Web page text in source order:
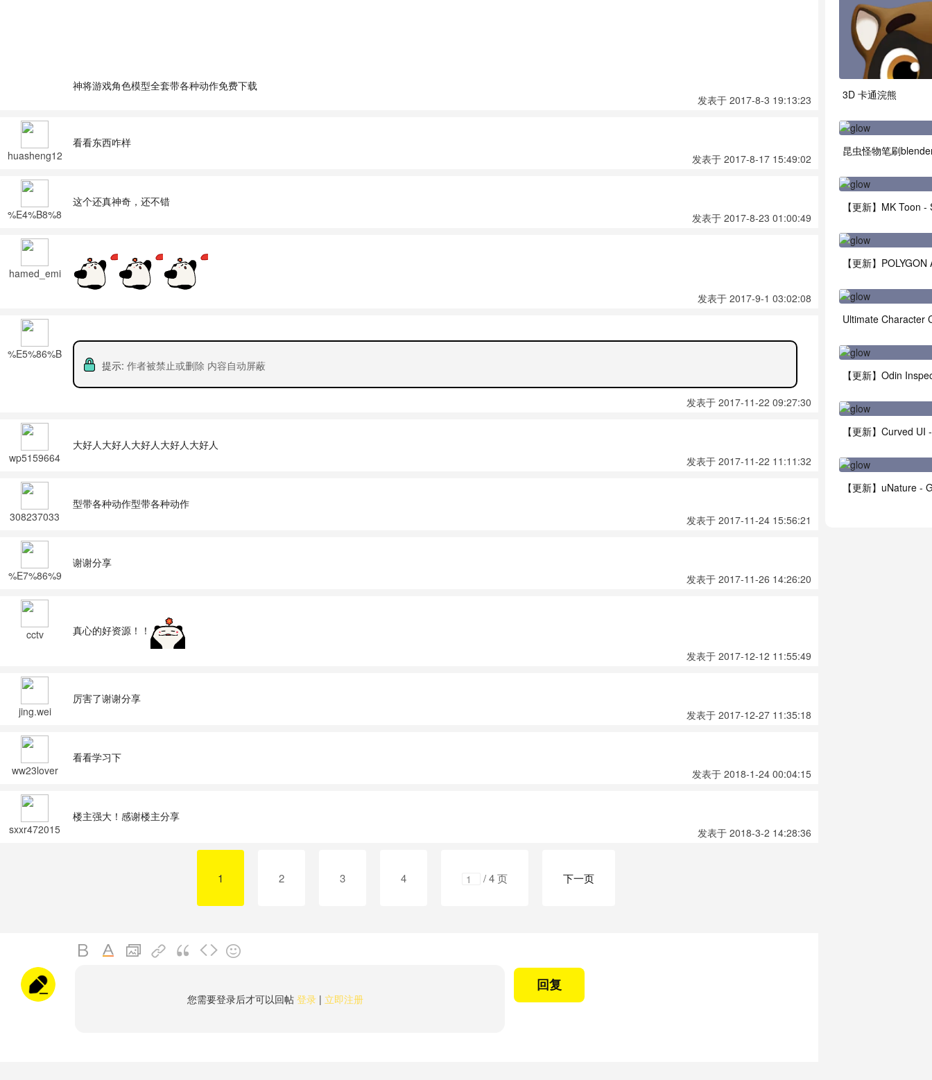
神将游戏角色模型全套带各种动作免费下载
发表于 2017-8-3 19:13:23
huasheng12
看看东西咋样
发表于 2017-8-17 15:49:02
%E4%B8%8
AE%E5%AE
这个还真神奇，还不错
发表于 2017-8-23 01:00:49
hamed_emi
发表于 2017-9-1 03:02:08
%E5%86%B
提示: 作者被禁止或删除 内容自动屏蔽
发表于 2017-11-22 09:27:30
wp5159664
大好人大好人大好人大好人大好人
发表于 2017-11-22 11:11:32
308237033
型带各种动作型带各种动作
发表于 2017-11-24 15:56:21
%E7%86%9
A1%E6%97
A%A6
谢谢分享
发表于 2017-11-26 14:26:20
cctv
真心的好资源！！
发表于 2017-12-12 11:55:49
jing.wei
厉害了谢谢分享
发表于 2017-12-27 11:35:18
ww23lover
看看学习下
发表于 2018-1-24 00:04:15
sxxr472015
楼主强大！感谢楼主分享
发表于 2018-3-2 14:28:36
1 2 3 4 / 4 页 下一页
您需要登录后才可以回帖 登录 | 立即注册
回复
3D 卡通浣熊
Ultimate Character
【更新】Odin